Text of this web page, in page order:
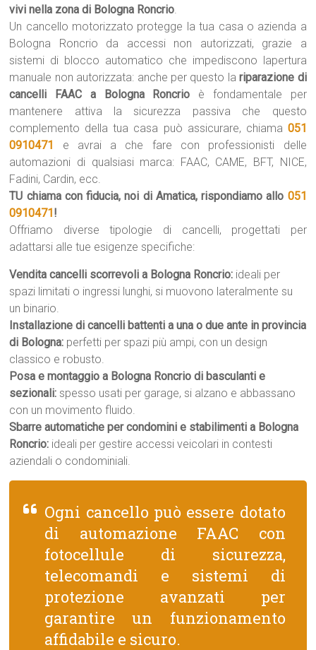
vivi nella zona di Bologna Roncrio.
Un cancello motorizzato protegge la tua casa o azienda a
Bologna Roncrio da accessi non autorizzati, grazie a
sistemi di blocco automatico che impediscono lapertura
manuale non autorizzata: anche per questo lariparazione di
cancelli FAAC a Bologna Roncrio è fondamentale per
mantenere attiva la sicurezza passiva che questo
complemento della tua casa può assicurare, chiama 051
0910471
e avrai a che fare con professionisti delle
automazioni di qualsiasi marca: FAAC, CAME, BFT, NICE,
Fadini, Cardin, ecc.
TU chiama con fiducia, noi di Amatica, rispondiamo allo 051
0910471!
Offriamo diverse tipologie di cancelli, progettati per
adattarsi alle tue esigenze specifiche:
Vendita cancelli scorrevoli a Bologna Roncrio: ideali per
spazi limitati o ingressi lunghi, si muovono lateralmente su
un binario.
Installazione di cancelli battenti a una o due ante in provincia
di Bologna: perfetti per spazi più ampi, con un design
classico e robusto.
Posa e montaggio a Bologna Roncrio di basculanti e
sezionali: spesso usati per garage, si alzano e abbassano
con un movimento fluido.
Sbarre automatiche per condomini e stabilimenti a Bologna
Roncrio: ideali per gestire accessi veicolari in contesti
aziendali o condominiali.
Ogni cancello può essere dotato
di automazione FAAC con
fotocellule di sicurezza,
telecomandi e sistemi di
protezione avanzati per
garantire un funzionamento
affidabile e sicuro.